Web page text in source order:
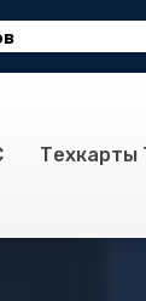
Техкарты